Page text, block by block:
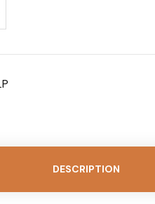
DESCRIPTION